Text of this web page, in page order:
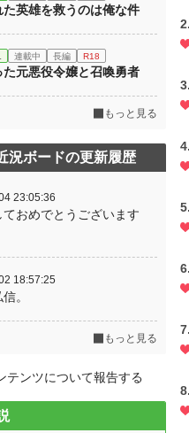
た英雄を救うのは俺な件
連載中 長編 R18
た元悪役令嬢と召喚勇者
もっと見る
況ボードの更新履歴
23:05:36
ておめでとうございます
18:57:25
。
もっと見る
テンツについて報告する